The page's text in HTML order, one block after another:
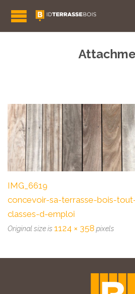
IMG_6619
concevoir-sa-terrasse-bois-
classes-d-emploi
Original size is 1124 × 358 pixels